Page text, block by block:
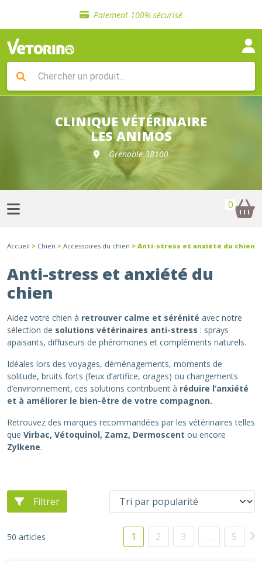
Paiement 100% sécurisé
Livraison gratuite en clinique vétérinaire
Sélection de croquettes vétérinaire
Livraison gratuite en clinique vétérinaire
Retour gratuit en clinique
Sélection de croquettes vétérinaire
CLINIQUE VÉTÉRINAIRE
LES ANIMOS
Grenoble 38100
0
Accueil > Chien > Accessoires du chien > Anti-stress et anxiété du chien
Anti-stress et anxiété du
chien
Aidez votre chien à retrouver calme et sérénité avec notre
sélection de solutions vétérinaires anti-stress : sprays
apaisants, diffuseurs de phéromones et compléments naturels.
Idéales lors des voyages, déménagements, moments de
solitude, bruits forts (feux d’artifice, orages) ou changements
d’environnement, ces solutions contribuent à réduire l’anxiété
et à améliorer le bien-être de votre compagnon.
Retrouvez des marques recommandées par les vétérinaires telles
que Virbac, Vétoquinol, Zamz, Dermoscent ou encore
Zylkene.
Filtrer
50 articles 1 2 3 … 5